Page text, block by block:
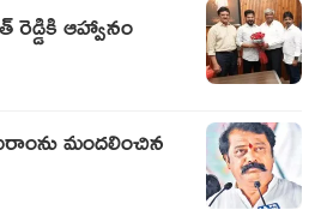
ఆహ్వానం
మందలించిన